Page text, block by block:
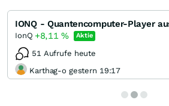
IONQ - Quantencomputer-Player
IonQ +8,11% Aktie
51 Aufrufe heute
Karthag-o gestern 19:17